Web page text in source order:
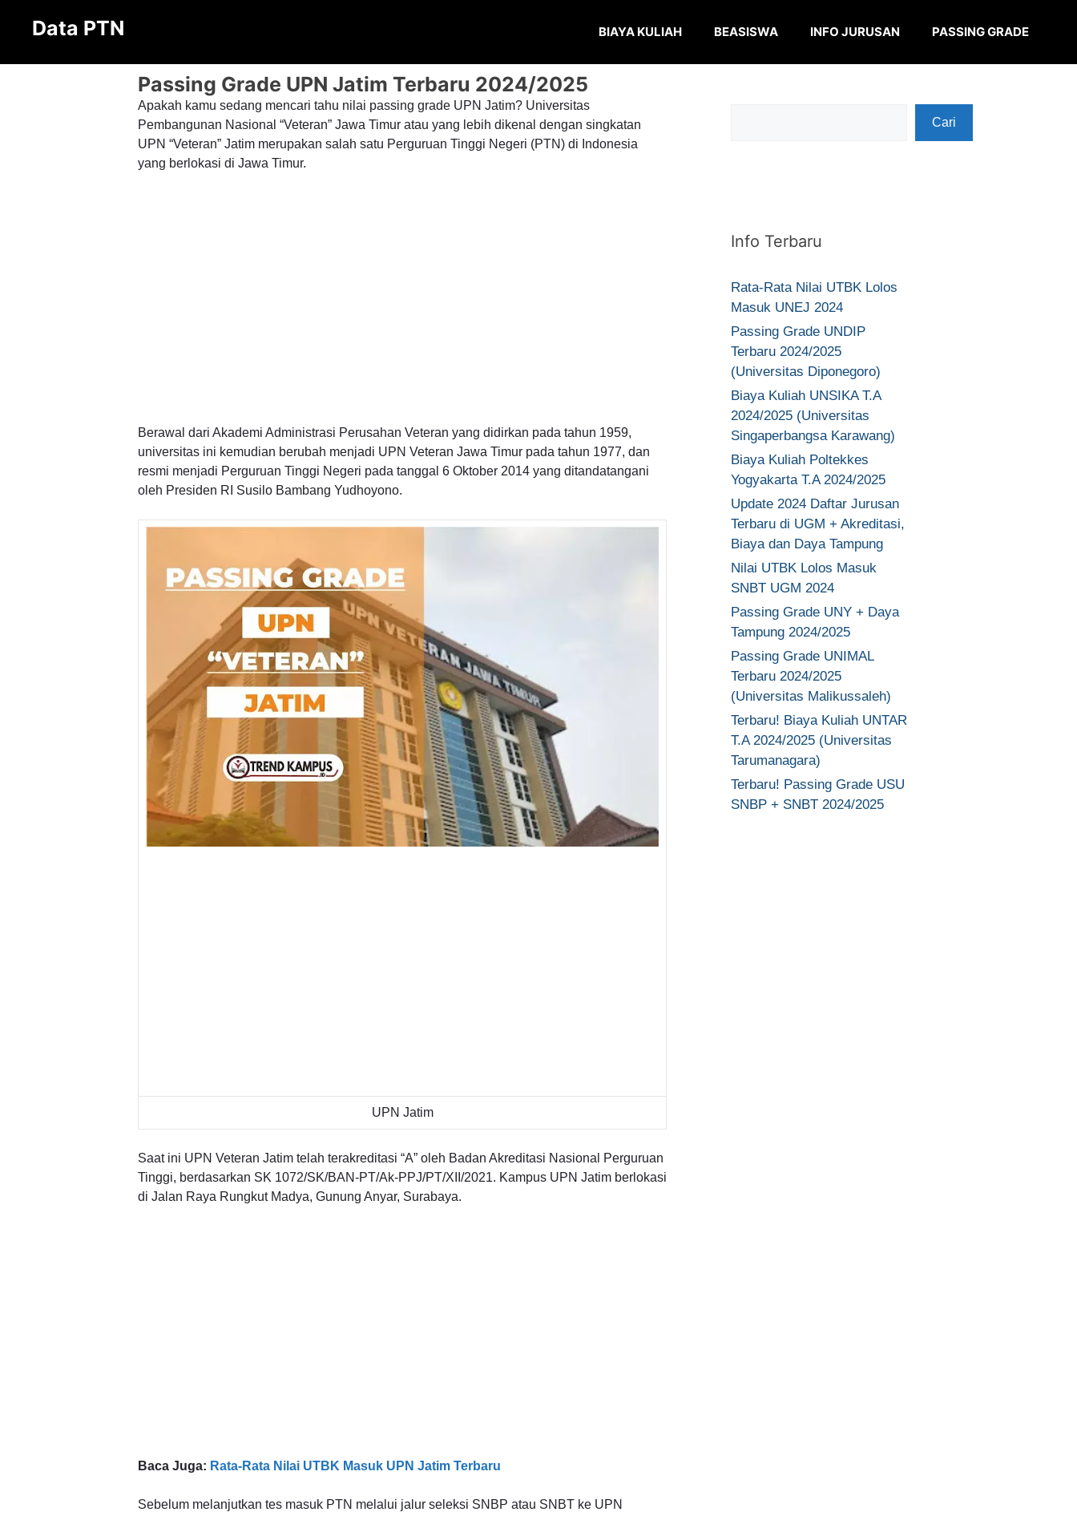
Data PTN BIAYA KULIAH BEASISWA INFO JURUSAN PASSING GRADE
Passing Grade UPN Jatim Terbaru 2024/2025
Apakah kamu sedang mencari tahu nilai passing grade UPN Jatim? Universitas
Pembangunan Nasional “Veteran” Jawa Timur atau yang lebih dikenal dengan singkatan
UPN “Veteran” Jatim merupakan salah satu Perguruan Tinggi Negeri (PTN) di Indonesia
yang berlokasi di Jawa Timur.
Berawal dari Akademi Administrasi Perusahan Veteran yang didirkan pada tahun 1959,
universitas ini kemudian berubah menjadi UPN Veteran Jawa Timur pada tahun 1977, dan
resmi menjadi Perguruan Tinggi Negeri pada tanggal 6 Oktober 2014 yang ditandatangani
oleh Presiden RI Susilo Bambang Yudhoyono.
UPN Jatim
Saat ini UPN Veteran Jatim telah terakreditasi “A” oleh Badan Akreditasi Nasional Perguruan
Tinggi, berdasarkan SK 1072/SK/BAN-PT/Ak-PPJ/PT/XII/2021. Kampus UPN Jatim berlokasi
di Jalan Raya Rungkut Madya, Gunung Anyar, Surabaya.
Baca Juga: Rata-Rata Nilai UTBK Masuk UPN Jatim Terbaru
Sebelum melanjutkan tes masuk PTN melalui jalur seleksi SNBP atau SNBT ke UPN
Cari
Info Terbaru
Rata-Rata Nilai UTBK Lolos
Masuk UNEJ 2024
Passing Grade UNDIP
Terbaru 2024/2025
(Universitas Diponegoro)
Biaya Kuliah UNSIKA T.A
2024/2025 (Universitas
Singaperbangsa Karawang)
Biaya Kuliah Poltekkes
Yogyakarta T.A 2024/2025
Update 2024 Daftar Jurusan
Terbaru di UGM + Akreditasi,
Biaya dan Daya Tampung
Nilai UTBK Lolos Masuk
SNBT UGM 2024
Passing Grade UNY + Daya
Tampung 2024/2025
Passing Grade UNIMAL
Terbaru 2024/2025
(Universitas Malikussaleh)
Terbaru! Biaya Kuliah UNTAR
T.A 2024/2025 (Universitas
Tarumanagara)
Terbaru! Passing Grade USU
SNBP + SNBT 2024/2025